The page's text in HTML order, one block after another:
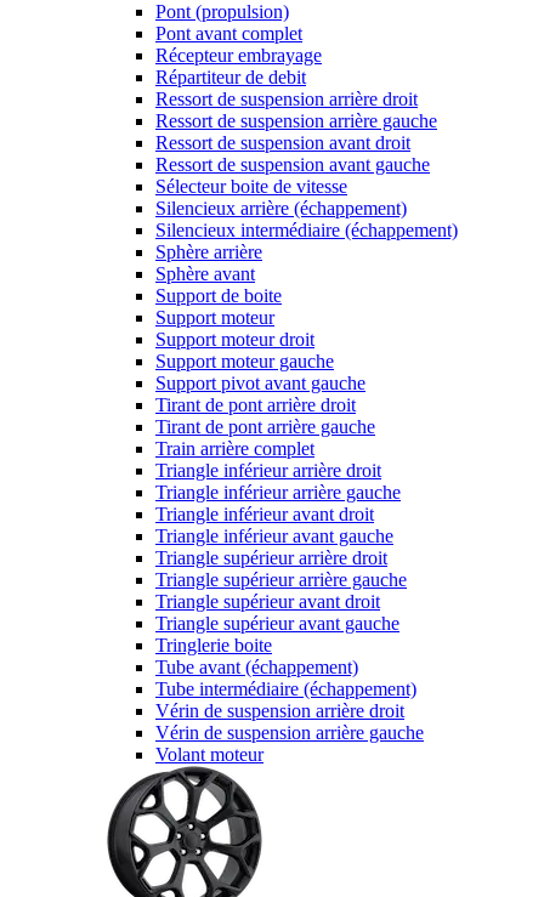
Pont (propulsion)
Pont avant complet
Récepteur embrayage
Répartiteur de debit
Ressort de suspension arrière droit
Ressort de suspension arrière gauche
Ressort de suspension avant droit
Ressort de suspension avant gauche
Sélecteur boite de vitesse
Silencieux arrière (échappement)
Silencieux intermédiaire (échappement)
Sphère arrière
Sphère avant
Support de boite
Support moteur
Support moteur droit
Support moteur gauche
Support pivot avant gauche
Tirant de pont arrière droit
Tirant de pont arrière gauche
Train arrière complet
Triangle inférieur arrière droit
Triangle inférieur arrière gauche
Triangle inférieur avant droit
Triangle inférieur avant gauche
Triangle supérieur arrière droit
Triangle supérieur arrière gauche
Triangle supérieur avant droit
Triangle supérieur avant gauche
Tringlerie boite
Tube avant (échappement)
Tube intermédiaire (échappement)
Vérin de suspension arrière droit
Vérin de suspension arrière gauche
Volant moteur